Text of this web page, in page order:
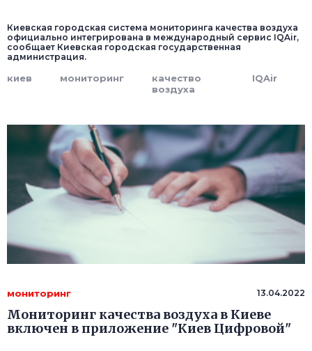
Киевская городская система мониторинга качества воздуха
официально интегрирована в международный сервис IQAir,
сообщает Киевская городская государственная
администрация.
киев мониторинг
качество
воздуха
IQAir
мониторинг 13.04.2022
Мониторинг качества воздуха в Киеве
включен в приложение "Киев Цифровой"